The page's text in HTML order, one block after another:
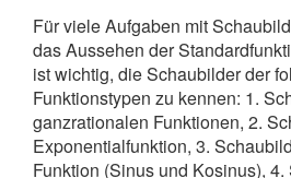
Für viele Aufgaben mit
das Aussehen der
ist wichtig, die Schaubilder der
Funktionstypen zu kennen: 1.
ganzrationalen Funktionen, 2.
Exponentialfunktion, 3.
Funktion (Sinus und Kosinus),